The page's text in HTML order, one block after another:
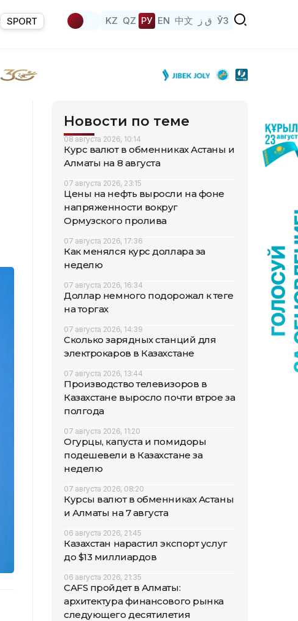
SPORT KZ QZ РУ EN 中文 ق ز ЎЗ
Новости по теме
08 августа 2026, 10:14
Курс валют в обменниках Астаны и
Алматы на 8 августа
07 августа 2026, 23:15
Цены на нефть выросли на фоне
напряженности вокруг
Ормузского пролива
07 августа 2026, 17:36
Как менялся курс доллара за
неделю
07 августа 2026, 16:34
Доллар немного подорожал к теңге
на торгах
07 августа 2026, 14:39
Сколько зарядных станций для
электрокаров в Казахстане
07 августа 2026, 13:44
Производство телевизоров в
Казахстане выросло почти втрое за
полгода
07 августа 2026, 11:20
Огурцы, капуста и помидоры
подешевели в Казахстане за
неделю
07 августа 2026, 08:20
Курсы валют в обменниках Астаны
и Алматы на 7 августа
06 августа 2026, 21:45
Казахстан нарастил экспорт услуг
до $13 миллиардов
06 августа 2026, 21:35
CAFS пройдет в Алматы:
архитектура финансового рынка
следующего десятилетия